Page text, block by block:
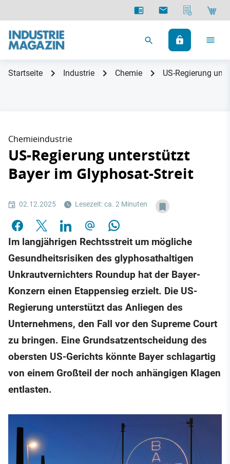
Startseite Industrie Chemie US-Regierung
Chemieindustrie
US-Regierung unterstützt
Bayer im Glyphosat-Streit
02.12.2025 Lesezeit: ca. 2 Minuten
Im langjährigen Rechtsstreit um mögliche
Gesundheitsrisiken des glyphosathaltigen
Unkrautvernichters Roundup hat der Bayer-
Konzern einen Etappensieg erzielt. Die US-
Regierung unterstützt das Anliegen des
Unternehmens, den Fall vor den Supreme Court
zu bringen. Eine Grundsatzentscheidung des
obersten US-Gerichts könnte Bayer schlagartig
von einem Großteil der noch anhängigen Klagen
entlasten.